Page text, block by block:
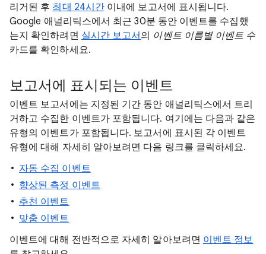
리거된 후 최대 24시간 이내에 보고서에 표시됩니다.
Google 애널리틱스에서 최근 30분 동안 이벤트를 수집했
는지 확인하려면 실시간 보고서 의 이벤트 이름별 이벤트 수
카드를 확인하세요.
보고서에 표시되는 이벤트
이벤트 보고서에는 지정된 기간 동안 애널리틱스에서 트리
거하고 수집한 이벤트가 포함됩니다. 여기에는 다음과 같은
유형의 이벤트가 포함됩니다. 보고서에 표시된 각 이벤트
유형에 대해 자세히 알아보려면 다음 링크를 클릭하세요.
자동 수집 이벤트
향상된 측정 이벤트
추천 이벤트
맞춤 이벤트
이벤트에 대해 전반적으로 자세히 알아보려면 이벤트 정보